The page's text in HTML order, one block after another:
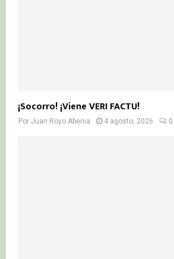
¡Socorro! ¡Viene VERI FACTU!
Por Juan Royo Abenia 4 agosto, 2026 0